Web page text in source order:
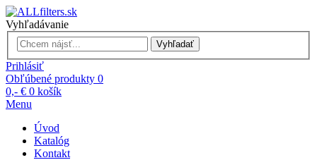
Vyhľadávanie
Vyhľadať
Prihlásiť
Obľúbené produkty 0
0,- € 0 košík
Menu
Úvod
Katalóg
Kontakt